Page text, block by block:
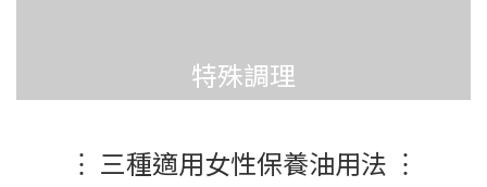
特殊調理
︙ 三種適用女性保養油用法 ︙